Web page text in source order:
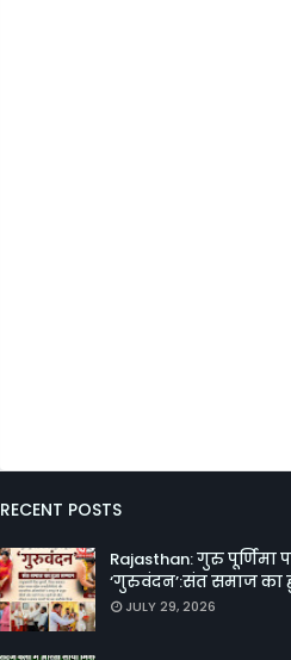
RECENT POSTS
Rajasthan: गुरु
‘गुरुवंदन’:संत समाज का
JULY 29, 2026